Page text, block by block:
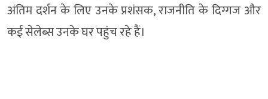
अंतिम दर्शन के लिए उनके प्रशंसक, राजनीति के दिग्गज और
कई सेलेब्स उनके घर पहुंच रहे हैं।